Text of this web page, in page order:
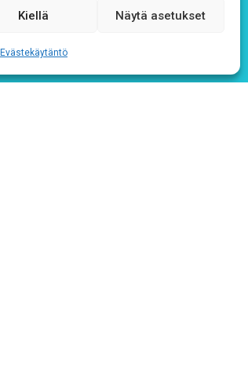
Kiellä Näytä asetukset
Evästekäytäntö